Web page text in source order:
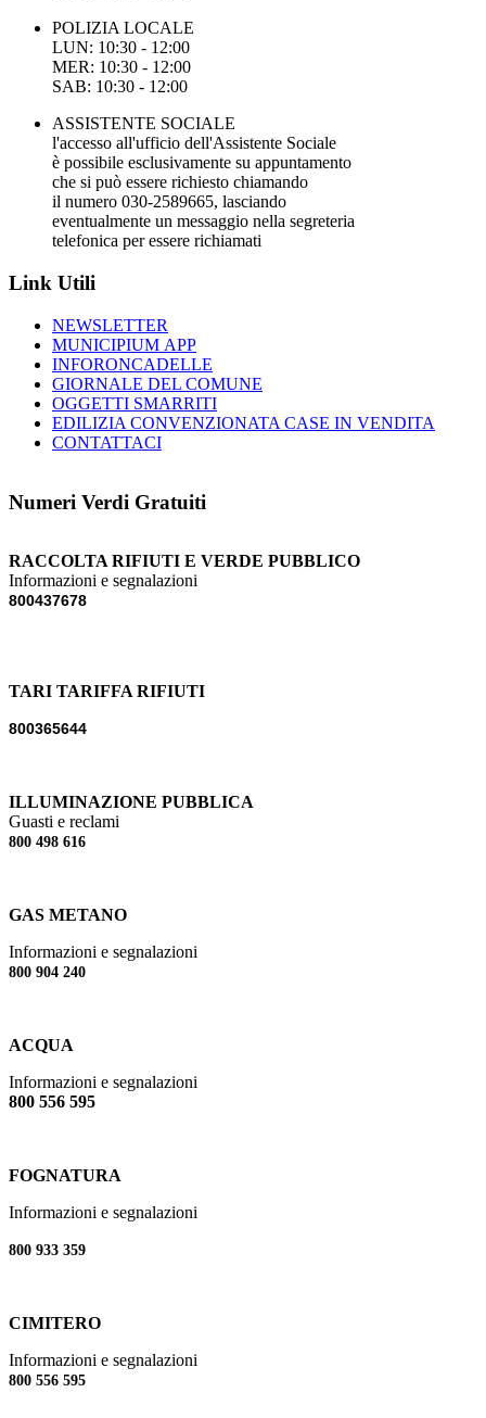
POLIZIA LOCALE
LUN: 10:30 - 12:00
MER: 10:30 - 12:00
SAB: 10:30 - 12:00
ASSISTENTE SOCIALE
l'accesso all'ufficio dell'Assistente Sociale
è possibile esclusivamente su appuntamento
che si può essere richiesto chiamando
il numero 030-2589665, lasciando
eventualmente un messaggio nella segreteria
telefonica per essere richiamati
Link Utili
NEWSLETTER
MUNICIPIUM APP
INFORONCADELLE
GIORNALE DEL COMUNE
OGGETTI SMARRITI
EDILIZIA CONVENZIONATA CASE IN VENDITA
CONTATTACI
Numeri Verdi Gratuiti
RACCOLTA RIFIUTI E VERDE PUBBLICO
Informazioni e segnalazioni
800437678
TARI TARIFFA RIFIUTI
800365644
ILLUMINAZIONE PUBBLICA
Guasti e reclami
800 498 616
GAS METANO
Informazioni e segnalazioni
800 904 240
ACQUA
Informazioni e segnalazioni
800 556 595
FOGNATURA
Informazioni e segnalazioni
800 933 359
CIMITERO
Informazioni e segnalazioni
800 556 595